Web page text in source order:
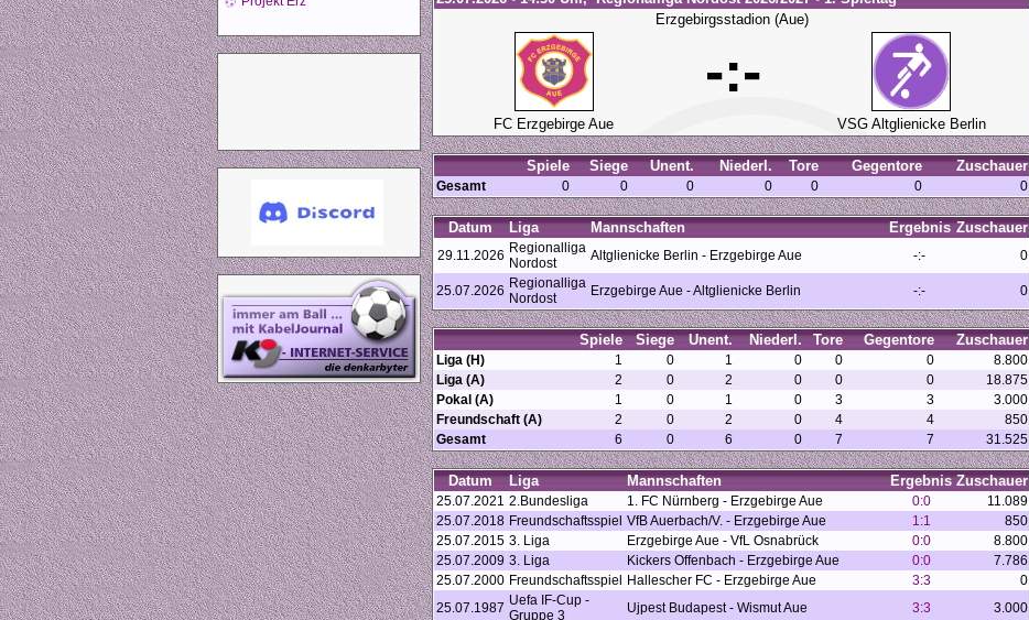
Erzgebirgsstadion (Aue)
-:-
FC Erzgebirge Aue VSG Altglienicke Berlin
Spiele Siege Unent. Niederl. Tore Gegentore Zuschauer
Gesamt 0 0 0 0 0 0 0
Datum Liga Mannschaften Ergebnis Zuschauer
29.11.2026 Regionalliga
Nordost
Altglienicke Berlin - Erzgebirge Aue -:- 0
25.07.2026 Regionalliga
Nordost
Erzgebirge Aue - Altglienicke Berlin -:- 0
Spiele Siege Unent. Niederl. Tore Gegentore Zuschauer
Liga (H) 1 0 1 0 0 0
8.800
Liga (A)
2 0 2 0 0 0
18.875
Pokal (A)
1 0 1 0 3 3
3.000
Freundschaft (A)
2 0 2 0 4 4
850
Gesamt
6 0 6 0 7 7 31.525
Datum Liga Mannschaften Ergebnis Zuschauer
25.07.2021 2.Bundesliga 1. FC Nürnberg - Erzgebirge Aue 0:0
11.089
25.07.2018 Freundschaftsspiel VfB Auerbach/V. - Erzgebirge Aue 1:1
850
25.07.2015 3. Liga Erzgebirge Aue - VfL Osnabrück 0:0
8.800
25.07.2009 3. Liga Kickers Offenbach - Erzgebirge Aue 0:0
7.786
25.07.2000 Freundschaftsspiel Hallescher FC - Erzgebirge Aue 3:3
0
25.07.1987 Uefa IF-Cup -
Gruppe 3
Ujpest Budapest - Wismut Aue 3:3 3.000